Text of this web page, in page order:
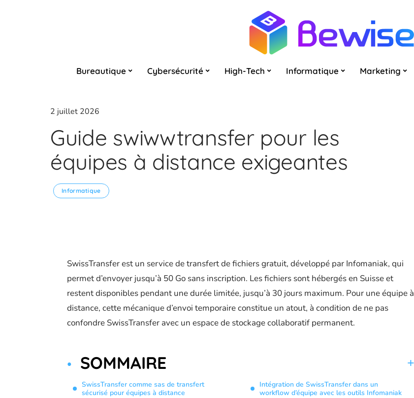
Bureautique Cybersécurité High-Tech Informatique Marketing
2 juillet 2026
Guide swiwwtransfer pour les
équipes à distance exigeantes
Informatique
SwissTransfer est un service de transfert de fichiers gratuit, développé par Infomaniak, qui
permet d’envoyer jusqu’à 50 Go sans inscription. Les fichiers sont hébergés en Suisse et
restent disponibles pendant une durée limitée, jusqu’à 30 jours maximum. Pour une équipe à
distance, cette mécanique d’envoi temporaire constitue un atout, à condition de ne pas
confondre SwissTransfer avec un espace de stockage collaboratif permanent.
SOMMAIRE
SwissTransfer comme sas de transfert
sécurisé pour équipes à distance
Intégration de SwissTransfer dans un
workflow d’équipe avec les outils Infomaniak